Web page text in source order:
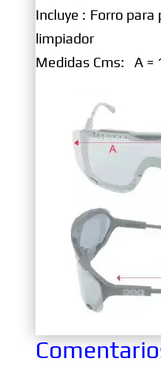
Incluye : Forro
limpiador
Medidas Cms: A